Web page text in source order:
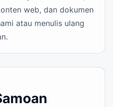
web, dan dokumen
atau menulis ulang